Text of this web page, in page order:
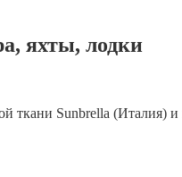
яхты, лодки
ткани Sunbrella (Италия)